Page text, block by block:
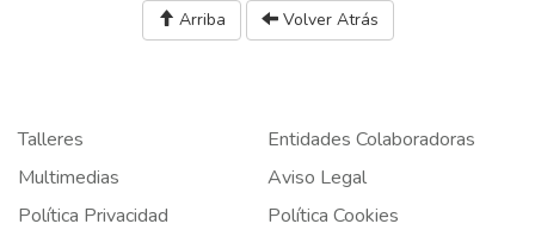
Arriba Volver Atrás
Talleres
Entidades Colaboradoras
Multimedias
Aviso Legal
Política Privacidad
Política Cookies